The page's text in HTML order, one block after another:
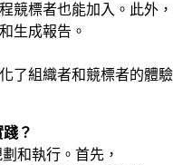
競標者也能加入。此外，
生成報告。
了組織者和競標者的體驗
？
和執行。首先，